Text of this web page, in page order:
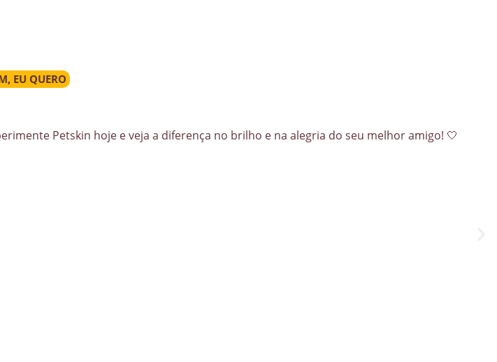
EU QUERO
Petskin hoje e veja a diferença no brilho e na alegria do seu melhor amigo! 🤍